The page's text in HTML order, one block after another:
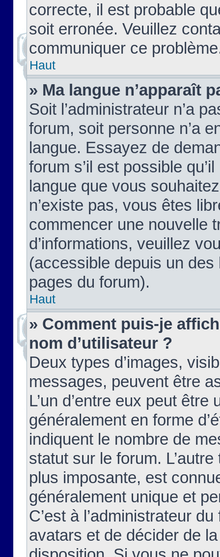
correcte, il est probable
soit erronée. Veuillez
communiquer ce
Haut
» Ma langue n’apparaît
Soit l’administrateur n’a
forum, soit personne n’a
langue. Essayez de
forum s’il est possible
langue que vous
n’existe pas, vous êtes
commencer une nouvelle
d’informations, veuillez
(accessible depuis un
pages du forum).
Haut
» Comment puis-je
nom d’utilisateur ?
Deux types d’images,
messages, peuvent être
L’un d’entre eux peut
généralement en forme
indiquent le nombre de
statut sur le forum.
plus imposante, est
généralement unique et
C’est à l’administrateur
avatars et de décider de